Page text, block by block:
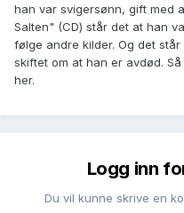
han var svigersønn, gift med
Salten" (CD) står det at han
følge andre kilder. Og det
skiftet om at han er avdød.
her.
Logg inn
Du vil kunne skrive en